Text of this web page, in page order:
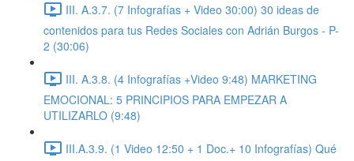
III. A.3.7. (7 Infografías + Video 30:00) 30 ideas de
contenidos para tus Redes Sociales con Adrián Burgos - P-
2 (30:06)
III. A.3.8. (4 Infografías +Video 9:48) MARKETING
EMOCIONAL: 5 PRINCIPIOS PARA EMPEZAR A
UTILIZARLO (9:48)
III.A.3.9. (1 Video 12:50 + 1 Doc.+ 10 Infografías) Qué